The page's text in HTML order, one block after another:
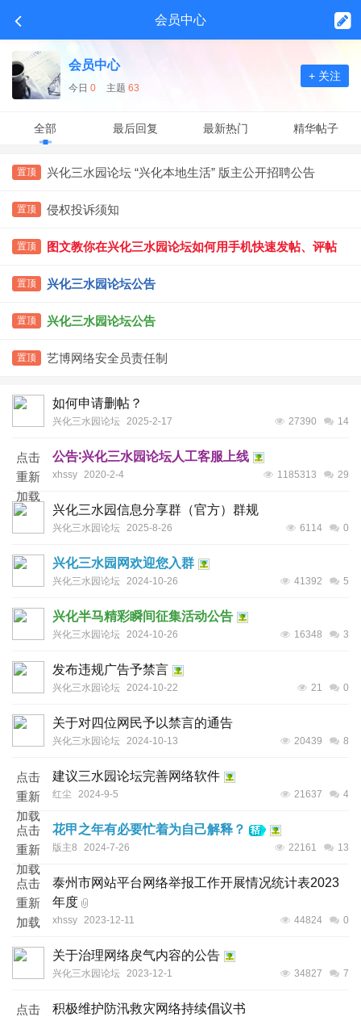
会员中心
会员中心
今日 0 主题 63
+ 关注
全部 最后回复 最新热门 精华帖子
置顶 兴化三水园论坛 “兴化本地生活” 版主公开招聘公告
置顶 侵权投诉须知
置顶 图文教你在兴化三水园论坛如何用手机快速发帖、评帖
置顶 兴化三水园论坛公告
置顶 兴化三水园论坛公告
置顶 艺博网络安全员责任制
如何申请删帖？
兴化三水园论坛 2025-2-17 27390 14
点击
重新
加载
公告∶兴化三水园论坛人工客服上线
xhssy 2020-2-4 1185313 29
兴化三水园信息分享群（官方）群规
兴化三水园论坛 2025-8-26 6114 0
兴化三水园网欢迎您入群
兴化三水园论坛 2024-10-26 41392 5
兴化半马精彩瞬间征集活动公告
兴化三水园论坛 2024-10-26 16348 3
发布违规广告予禁言
兴化三水园论坛 2024-10-22 21 0
关于对四位网民予以禁言的通告
兴化三水园论坛 2024-10-13 20439 8
点击
重新
加载
建议三水园论坛完善网络软件
红尘 2024-9-5 21637 4
点击
重新
加载
花甲之年有必要忙着为自己解释？
版主8 2024-7-26 22161 13
点击
重新
加载
泰州市网站平台网络举报工作开展情况统计表2023
年度
xhssy 2023-12-11 44824 0
关于治理网络戾气内容的公告
兴化三水园论坛 2023-12-1 34827 7
点击
积极维护防汛救灾网络持续倡议书